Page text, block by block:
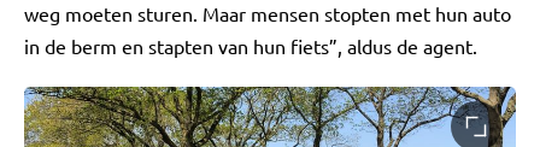
weg moeten sturen. Maar mensen stopten met hun auto
in de berm en stapten van hun fiets”, aldus de agent.